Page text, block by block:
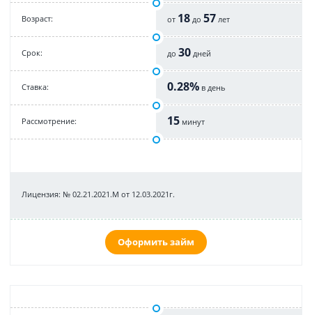
Возраст: от 18 до 57 лет
Срок: до 30 дней
Cтавка: 0.28% в день
Рассмотрение: 15 минут
Лицензия: № 02.21.2021.M от 12.03.2021г.
Оформить займ